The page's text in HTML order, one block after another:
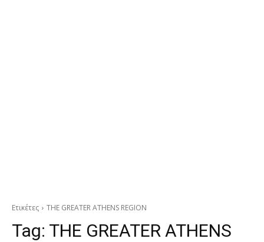
Ετικέτες THE GREATER ATHENS REGION
Tag: THE GREATER ATHENS